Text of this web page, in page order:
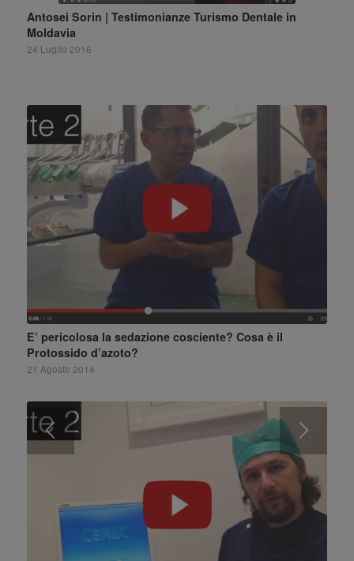
Antosei Sorin | Testimonianze Turismo Dentale in
Moldavia
24 Luglio 2016
E’ pericolosa la sedazione cosciente? Cosa è il
Protossido d’azoto?
21 Agosto 2014